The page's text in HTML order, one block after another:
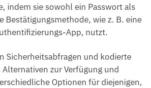
indem sie sowohl ein Passwort als
Bestätigungsmethode, wie z. B. eine
App, nutzt.
Sicherheitsabfragen und kodierte
zur Verfügung und
Optionen für diejenigen,